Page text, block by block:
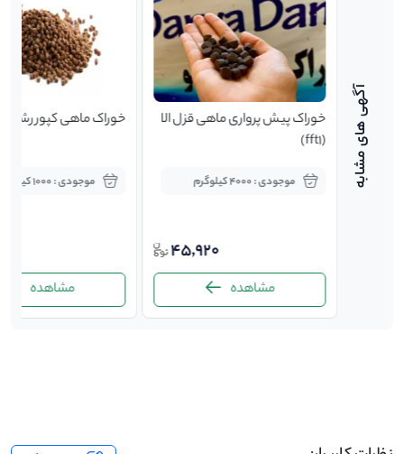
خوراک پیش پرواری ماهی قزل الا
(fft1)
موجودی : 4000 کیلوگرم
45,920
مشاهده
خوراک ماهی کپور رشد
موجودی : 1000 کیلوگرم
مشاهده